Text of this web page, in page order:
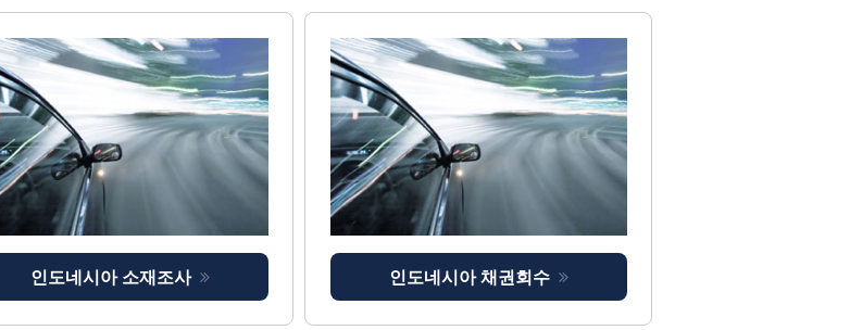
인도네시아 소재조사 인도네시아 채권회수